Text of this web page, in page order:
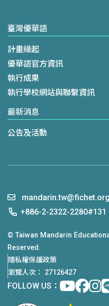
臺灣優華語
計畫緣起
優華語官方資訊
執行成果
執行學校網站與聯繫資訊
最新消息
公告及活動
+886-2-2322-2280#131
© Taiwan Mandarin
Reserved.
隱私權保護政策
瀏覽人次： 27126427
FOLLOW US： Youtube